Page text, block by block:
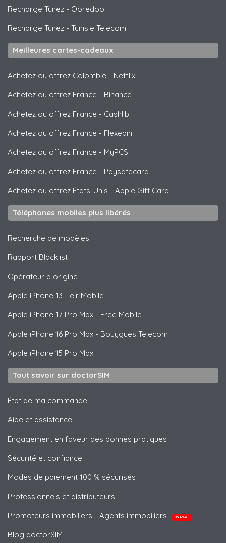
Recharge Tunez - Ooredoo
Recharge Tunez - Tunisie Telecom
Meilleures cartes-cadeaux
Achetez ou offrez Colombie - Netflix
Achetez ou offrez France - Binance
Achetez ou offrez France - Cashlib
Achetez ou offrez France - Flexepin
Achetez ou offrez France - MyPCS
Achetez ou offrez France - Paysafecard
Achetez ou offrez États-Unis - Apple Gift Card
Téléphones mobiles plus libérés
Recherche de modèles
Rapport Blacklist
Opérateur d origine
Apple iPhone 13 - eir Mobile
Apple iPhone 17 Pro Max - Free Mobile
Apple iPhone 16 Pro Max - Bouygues Telecom
Apple iPhone 15 Pro Max
Tout savoir sur doctorSIM
État de ma commande
Aide et assistance
Engagement en faveur des bonnes pratiques
Sécurité et confiance
Modes de paiement 100 % sécurisés
Professionnels et distributeurs
Promoteurs immobiliers - Agents immobiliers
NOUVEAU
Blog doctorSIM